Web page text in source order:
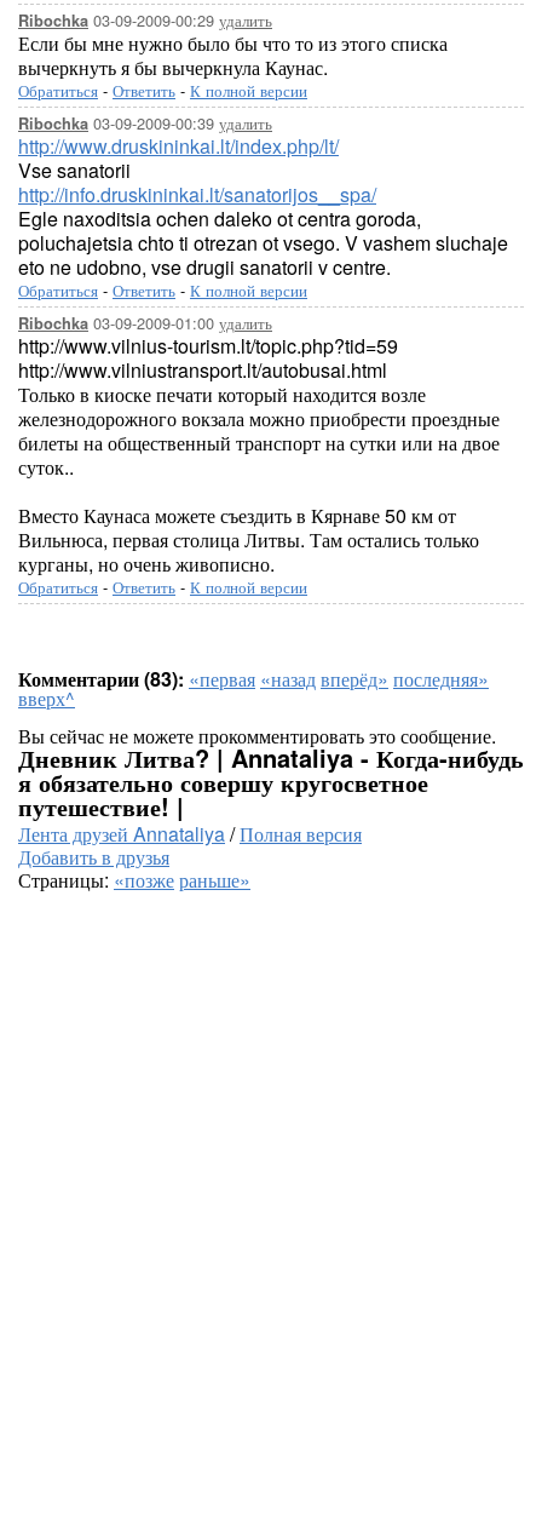
Ribochka 03-09-2009-00:29 удалить
Если бы мне нужно было бы что то из этого списка
вычеркнуть я бы вычеркнула Каунас.
Обратиться - Ответить - К полной версии
Ribochka 03-09-2009-00:39 удалить
http://www.druskininkai.lt/index.php/lt/
Vse sanatorii
http://info.druskininkai.lt/sanatorijos__spa/
Egle naxoditsia ochen daleko ot centra goroda,
poluchajetsia chto ti otrezan ot vsego. V vashem sluchaje
eto ne udobno, vse drugii sanatorii v centre.
Обратиться - Ответить - К полной версии
Ribochka 03-09-2009-01:00 удалить
http://www.vilnius-tourism.lt/topic.php?tid=59
http://www.vilniustransport.lt/autobusai.html
Только в киоске печати который находится возле
железнодорожного вокзала можно приобрести проездные
билеты на общественный транспорт на сутки или на двое
суток..
Вместо Каунаса можете съездить в Кярнаве 50 км от
Вильнюса, первая столица Литвы. Там остались только
курганы, но очень живописно.
Обратиться - Ответить - К полной версии
Комментарии (83): «первая «назадвперёд» последняя»
вверх^
Вы сейчас не можете прокомментировать это сообщение.
Дневник Литва? | Annataliya - Когда-нибудь
я обязательно совершу кругосветное
путешествие! |
Лента друзей Annataliya/Полная версия
Добавить в друзья
Страницы: «позжераньше»